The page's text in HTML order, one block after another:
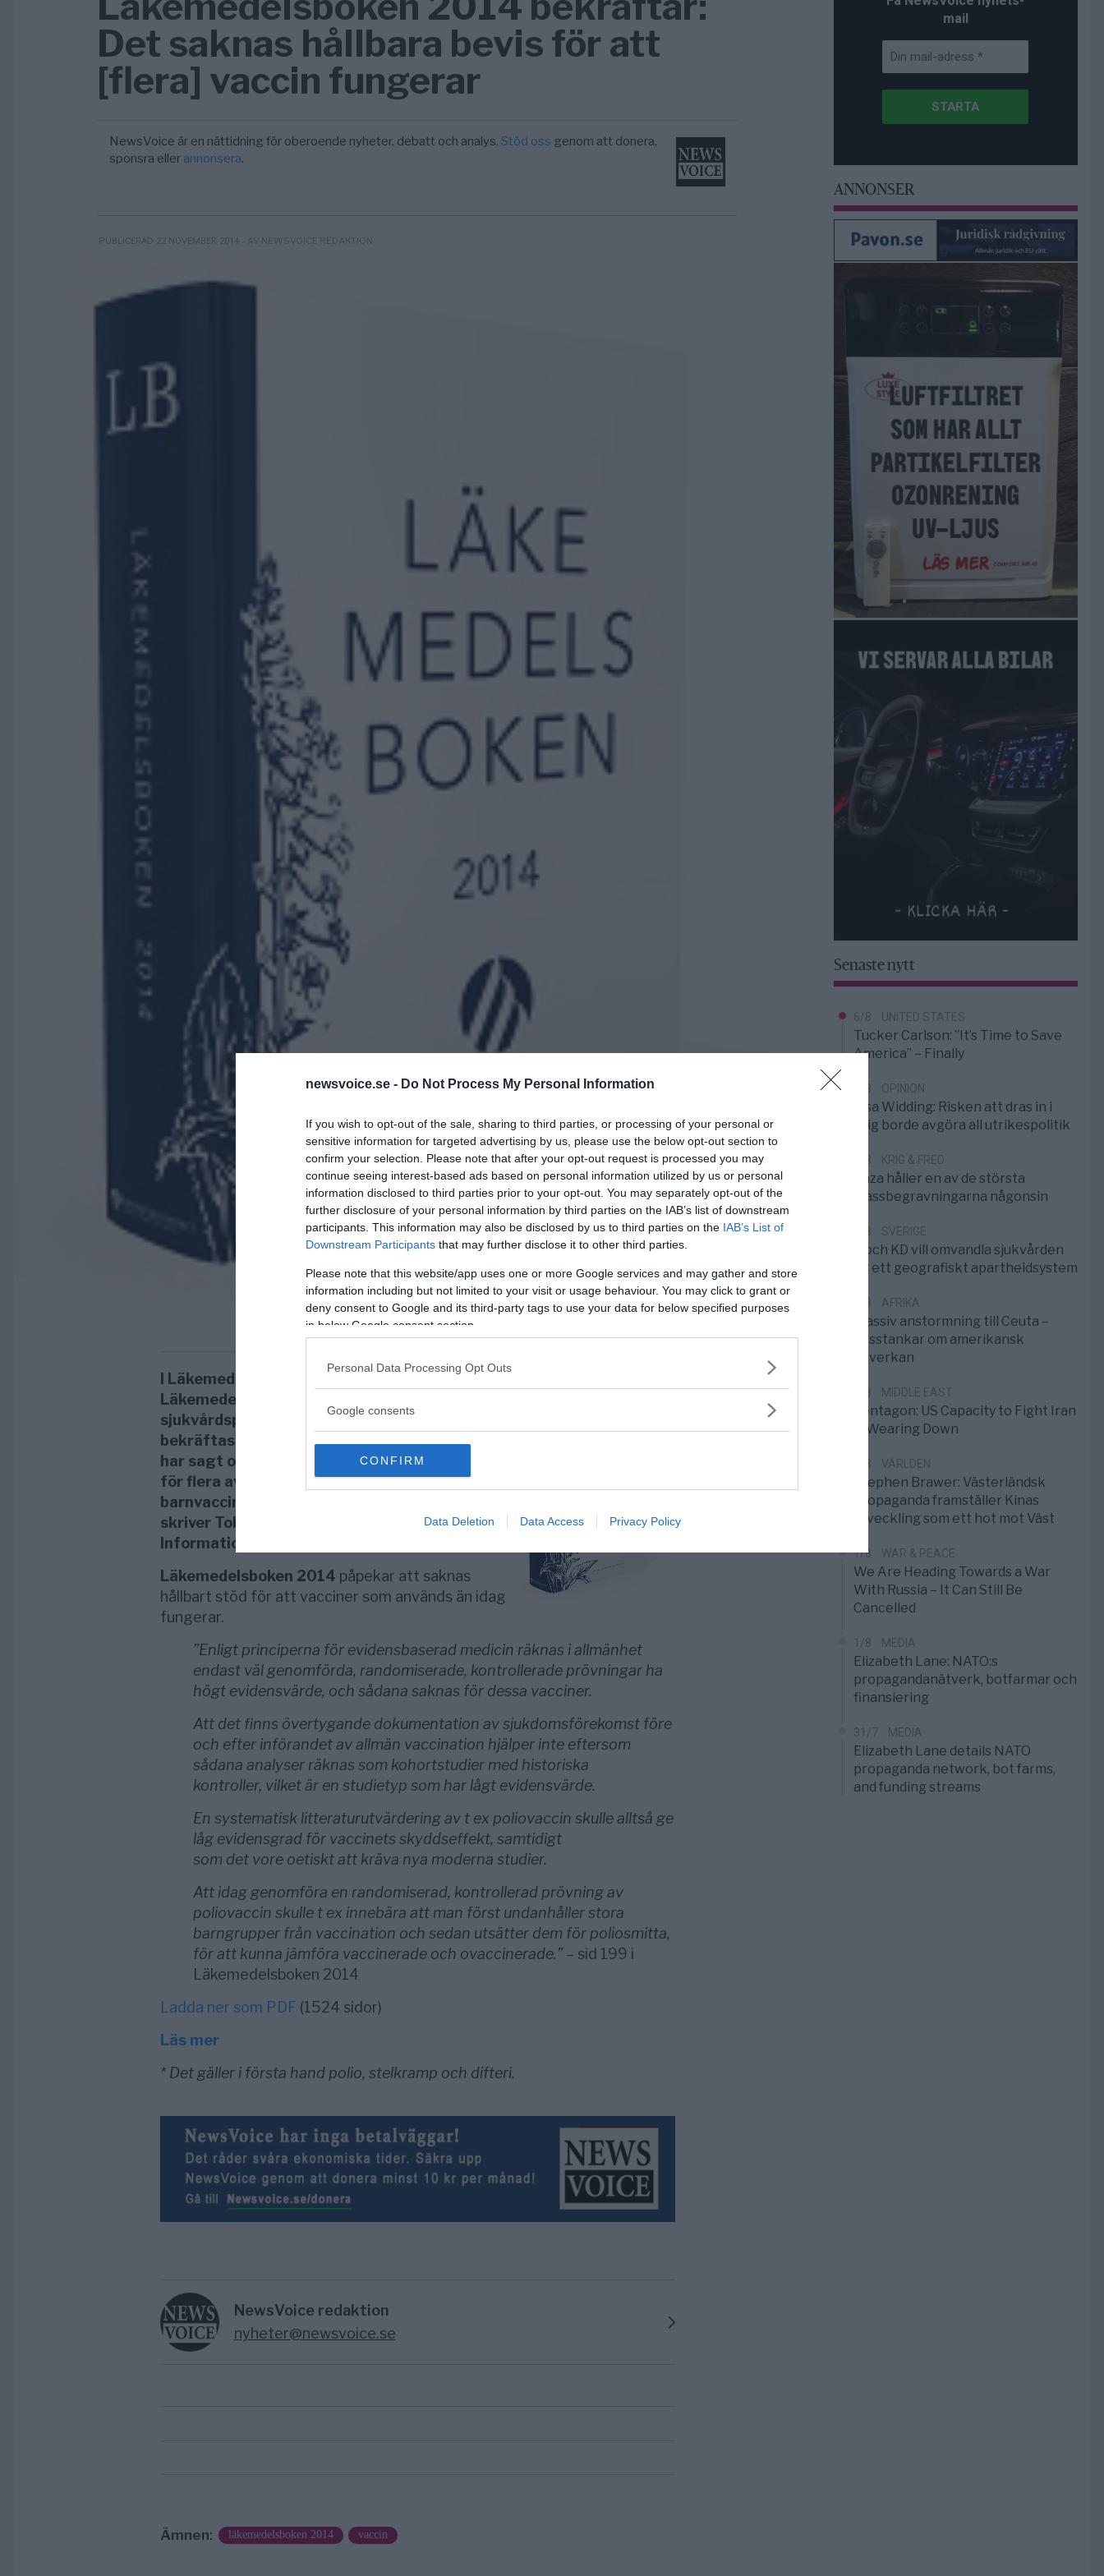
newsvoice.se - Do Not Process My Personal Information
If you wish to opt-out of the sale, sharing to third parties, or processing of your personal or
sensitive information for targeted advertising by us, please use the below opt-out section to
confirm your selection. Please note that after your opt-out request is processed you may
continue seeing interest-based ads based on personal information utilized by us or personal
information disclosed to third parties prior to your opt-out. You may separately opt-out of the
further disclosure of your personal information by third parties on the IAB’s list of downstream
participants. This information may also be disclosed by us to third parties on the IAB’s List of
Downstream Participants that may further disclose it to other third parties.
Please note that this website/app uses one or more Google services and may gather and store
information including but not limited to your visit or usage behaviour. You may click to grant or
deny consent to Google and its third-party tags to use your data for below specified purposes
in below Google consent section.
Personal Data Processing Opt Outs
Google consents
CONFIRM
Data Deletion Data Access Privacy Policy
Det saknas hållbara bevis för att
[flera] vaccin fungerar
NewsVoice är en nättidning för oberoende nyheter, debatt och analys.Stöd oss genom att donera,
sponsra eller annonsera.
PUBLICERAD 22 NOVEMBER 2014 - AV NEWSVOICE REDAKTION
I Läkemedelsboken 2014, som ges ut gratis av
Läkemedelsverket till svensk
sjukvårdspersonal med förskrivningsrätt,
bekräftas till stor del vad vaccinkritiker alltid
har sagt om vacciner, att stödet i forskningen
för flera av vaccinerna som ingår i det svenska
barnvaccinationsprogrammet* är för svagt,
skriver Tobias Lindberg på bloggen
Informationskriget.
Läkemedelsboken 2014 påpekar att saknas
hållbart stöd för att vacciner som används än idag
fungerar.
”Enligt principerna för evidensbaserad medicin räknas i allmänhet
endast väl genomförda, randomiserade, kontrollerade prövningar ha
högt evidensvärde, och sådana saknas för dessa vacciner.
Att det finns övertygande dokumentation av sjukdomsförekomst före
och efter införandet av allmän vaccination hjälper inte eftersom
sådana analyser räknas som kohortstudier med historiska
kontroller, vilket är en studietyp som har lågt evidensvärde.
En systematisk litteraturutvärdering av t ex poliovaccin skulle alltså ge
låg evidensgrad för vaccinets skyddseffekt, samtidigt
som det vore oetiskt att kräva nya moderna studier.
Att idag genomföra en randomiserad, kontrollerad prövning av
poliovaccin skulle t ex innebära att man först undanhåller stora
barngrupper från vaccination och sedan utsätter dem för poliosmitta,
för att kunna jämföra vaccinerade och ovaccinerade.” – sid 199 i
Läkemedelsboken 2014
Ladda ner som PDF (1524 sidor)
Läs mer
* Det gäller i första hand polio, stelkramp och difteri.
NewsVoice redaktion
nyheter@newsvoice.se
Ämnen: läkemedelsboken 2014 vaccin
mail
ANNONSER
Senaste nytt
6/8 UNITED STATES
Tucker Carlson: ”It’s Time to Save
America” – Finally
5/8 OPINION
Elsa Widding: Risken att dras in i
krig borde avgöra all utrikespolitik
5/8 KRIG & FRED
Gaza håller en av de största
massbegravningarna någonsin
5/8 SVERIGE
S och KD vill omvandla sjukvården
till ett geografiskt apartheidsystem
3/8 AFRIKA
Massiv anstormning till Ceuta –
Misstankar om amerikansk
påverkan
2/8 MIDDLE EAST
Pentagon: US Capacity to Fight Iran
is Wearing Down
1/8 VÄRLDEN
Stephen Brawer: Västerländsk
propaganda framställer Kinas
utveckling som ett hot mot Väst
1/8 WAR & PEACE
We Are Heading Towards a War
With Russia – It Can Still Be
Cancelled
1/8 MEDIA
Elizabeth Lane: NATO:s
propagandanätverk, botfarmar och
finansiering
31/7 MEDIA
Elizabeth Lane details NATO
propaganda network, bot farms,
and funding streams